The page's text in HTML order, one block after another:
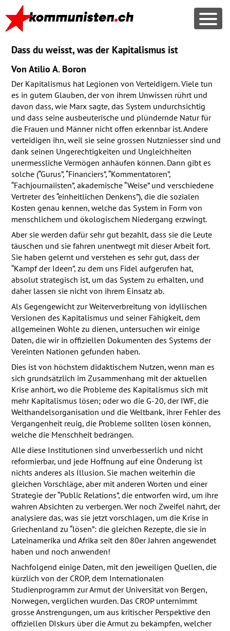
Dass du weisst, was der Kapitalismus ist
Von Atilio A. Boron
Der Kapitalismus hat Legionen von Verteidigern. Viele tun
es in gutem Glauben, der von ihrem Unwissen rührt und
davon dass, wie Marx sagte, das System undurchsichtig
und dass seine ausbeuterische und plündernde Natur für
die Frauen und Männer nicht offen erkennbar ist. Andere
verteidigen ihn, weil sie seine grossen Nutzniesser sind und
dank seinen Ungerechtigkeiten und Ungleichheiten
unermessliche Vermögen anhäufen können. Dann gibt es
solche (“Gurus”, “Financiers”, “Kommentatoren”,
“Fachjournaiisten”, akademische “Weise” und verschiedene
Vertreter des “einheitlichen Denkens”), die die sozialen
Kosten genau kennen, welche das System in Form von
menschlichem und ökologischem Niedergang erzwingt.
Aber sie werden dafür sehr gut bezahlt, dass sie die Leute
täuschen und sie fahren unentwegt mit dieser Arbeit fort.
Sie haben gelernt und verstehen es sehr gut, dass der
“Kampf der Ideen”, zu dem uns Fidel aufgerufen hat,
absolut strategisch ist, um das System zu erhalten, und
daher lassen sie nicht von ihrem Einsatz ab.
Als Gegengewicht zur Weiterverbreitung von idyllischen
Versionen des Kapitalismus und seiner Fähigkeit, dem
allgemeinen Wohle zu dienen, untersuchen wir einige
Daten, die wir in offiziellen Dokumenten des Systems der
Vereinten Nationen gefunden haben.
Dies ist von höchstem didaktischem Nutzen, wenn man es
sich grundsätzlich im Zusammenhang mit der aktuellen
Krise anhört, wo die Probleme des Kapitalismus sich mit
mehr Kapitalismus lösen; oder wo die G-20, der IWF, die
Welthandelsorganisation und die Weltbank, ihrer Fehler des
Vergangenheit reuig, die Probleme sollten lösen können,
welche die Menschheit bedrängen.
Alle diese Institutionen sind unverbesserlich und nicht
reformierbar, und jede Hoffnung auf eine Önderung ist
nichts anderes als Illusion. Sie machen weiterhin die
gleichen Vorschläge, aber mit anderen Worten und einer
Strategie der “Public Relations”, die entworfen wird, um ihre
wahren Absichten zu verbergen. Wer noch Zweifel nährt, der
analysiere das, was sie jetzt vorschlagen, um die Krise in
Griechenland zu “lösen”: die gleichen Rezepte, die sie in
Lateinamerika und Afrika seit den 80er Jahren angewendet
haben und noch anwenden!
Nachfolgend einige Daten, mit den jeweiligen Quellen, die
kürzlich von der CROP, dem Internationalen
Studienprogramm zur Armut der Universität von Bergen,
Norwegen, verglichen wurden. Das CROPunternimmt
grosse Anstrengungen, um aus kritischer Perspektive den
offiziellen DIskurs über die Armut zu bekämpfen, welcher